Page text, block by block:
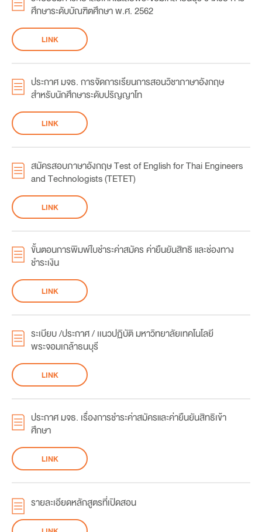
ศึกษาระดับบัณฑิตศึกษา พ.ศ. 2562
LINK
ประกาศ มจธ. การจัดการเรียนการสอนวิชาภาษาอังกฤษ
สำหรับนักศึกษาระดับปริญญาโท
LINK
สมัครสอบภาษาอังกฤษ Test of English for Thai Engineers
and Technologists (TETET)
LINK
ขั้นตอนการพิมพ์ใบชําระค่าสมัคร ค่ายืนยันสิทธิ และช่องทาง
ชำระเงิน
LINK
ระเบียบ /ประกาศ / เเนวปฏิบัติ มหาวิทยาลัยเทคโนโลยี
พระจอมเกล้าธนบุรี
LINK
ประกาศ มจธ. เรื่องการชำระค่าสมัครและค่ายืนยันสิทธิเข้า
ศึกษา
LINK
รายละเอียดหลักสูตรที่เปิดสอน